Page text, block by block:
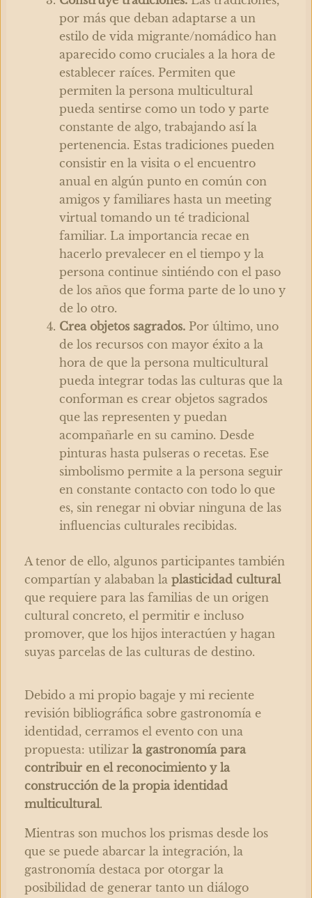
por más que deban adaptarse a un
estilo de vida migrante/nomádico han
aparecido como cruciales a la hora de
establecer raíces. Permiten que
permiten la persona multicultural
pueda sentirse como un todo y parte
constante de algo, trabajando así la
pertenencia. Estas tradiciones pueden
consistir en la visita o el encuentro
anual en algún punto en común con
amigos y familiares hasta un meeting
virtual tomando un té tradicional
familiar. La importancia recae en
hacerlo prevalecer en el tiempo y la
persona continue sintiéndo con el paso
de los años que forma parte de lo uno y
de lo otro.
Crea objetos sagrados. Por último, uno
de los recursos con mayor éxito a la
hora de que la persona multicultural
pueda integrar todas las culturas que la
conforman es crear objetos sagrados
que las representen y puedan
acompañarle en su camino. Desde
pinturas hasta pulseras o recetas. Ese
simbolismo permite a la persona seguir
en constante contacto con todo lo que
es, sin renegar ni obviar ninguna de las
influencias culturales recibidas.
A tenor de ello, algunos participantes también
compartían y alababan laplasticidad cultural
que requiere para las familias de un origen
cultural concreto, el permitir e incluso
promover, que los hijos interactúen y hagan
suyas parcelas de las culturas de destino.
Debido a mi propio bagaje y mi reciente
revisión bibliográfica sobre gastronomía e
identidad, cerramos el evento con una
propuesta: utilizarla gastronomía para
contribuir en el reconocimiento y la
construcción de la propia identidad
multicultural.
Mientras son muchos los prismas desde los
que se puede abarcar la integración, la
gastronomía destaca por otorgar la
posibilidad de generar tanto un diálogo